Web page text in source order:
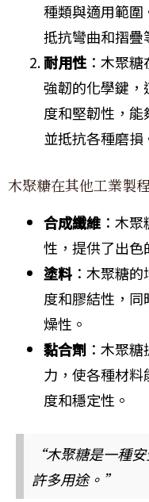
種類與適用範
抵抗彎曲和摺疊
耐用性：木聚糖
強韌的化學鍵，
度和堅韌性，能
並抵抗各種磨損
木聚糖在其他工業製
合成纖維 ：木
性，提供了出色
塗料 ：木聚糖
度和膠結性，
燥性。
黏合劑 ：木聚
力，使各種材
度和穩定性。
“木聚糖是一種
許多用途。”